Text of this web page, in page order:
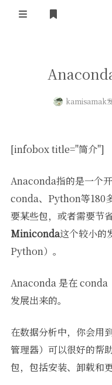
kamisamak
[infobox title="简介"]
Anaconda指的是一个
conda、Python等180
要某些包，或者需要节
Miniconda这个较小的
Python）。
Anaconda 是在 conda
发展出来的。
在数据分析中，你会用
管理器）可以很好的帮
包，包括安装、卸载和更